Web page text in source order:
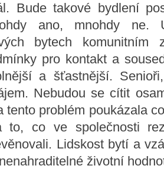
Bude takové bydlení
ano, mnohdy ne.
bytech komunitním
pro kontakt a
a šťastnější.
Nebudou se cítit
tento problém poukázala
to, co ve společnosti
Lidskost bytí a
životní